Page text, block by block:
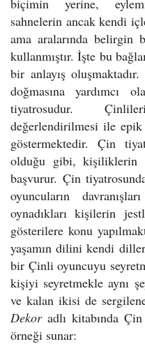
biçimin yerine,
sahnelerin ancak kendi
ama aralarında belirgin
kullanmıştır. İşte bu
bir anlayış
doğmasına
tiyatrosudur.
değerlendirilmesi ile
göstermektedir. Çin
olduğu gibi, kişiliklerin
başvurur. Çin
oyuncuların
oynadıkları kişilerin
gösterilere konu
yaşamın dilini kendi
bir Çinli oyuncuyu
kişiyi seyretmekle aynı
ve kalan ikisi de
Dekoradlı kitabında
örneği sunar: